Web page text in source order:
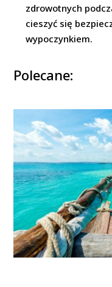
zdrowotnych
cieszyć się
wypoczynkiem.
Polecane: